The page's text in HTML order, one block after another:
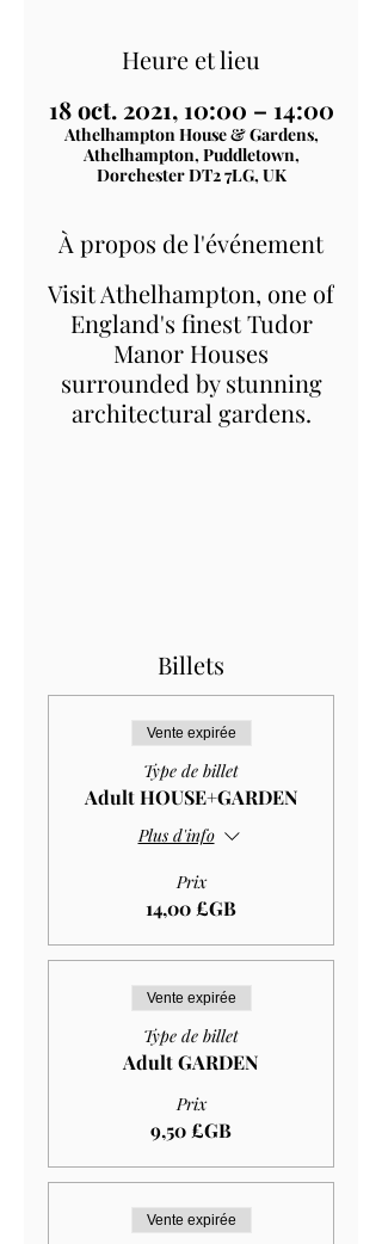
Heure et lieu
18 oct. 2021, 10:00 – 14:00
Athelhampton House & Gardens,
Athelhampton, Puddletown,
Dorchester DT2 7LG, UK
À propos de l'événement
Visit Athelhampton, one of
England's finest Tudor
Manor Houses
surrounded by stunning
architectural gardens.
Billets
Vente expirée
Type de billet
Adult HOUSE+GARDEN
Plus d'info
Prix
14,00 £GB
Vente expirée
Type de billet
Adult GARDEN
Prix
9,50 £GB
Vente expirée